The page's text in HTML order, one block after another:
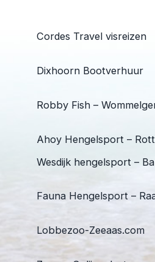
Cordes Travel visreizen
Dixhoorn Bootverhuur
Robby Fish –
Ahoy Hengelsport –
Wesdijk hengelsport –
Fauna Hengelsport –
Lobbezoo-Zeeaas.com